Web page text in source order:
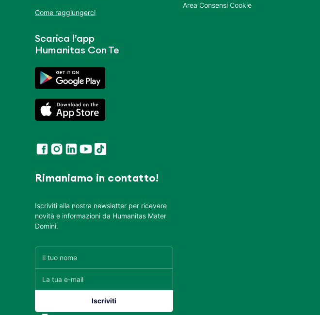
Come raggiungerci
Scarica l’app
Humanitas Con Te
Rimaniamo in contatto!
Iscriviti alla nostra newsletter per ricevere
novità e informazioni da Humanitas Mater
Domini.
Area Consensi Cookie